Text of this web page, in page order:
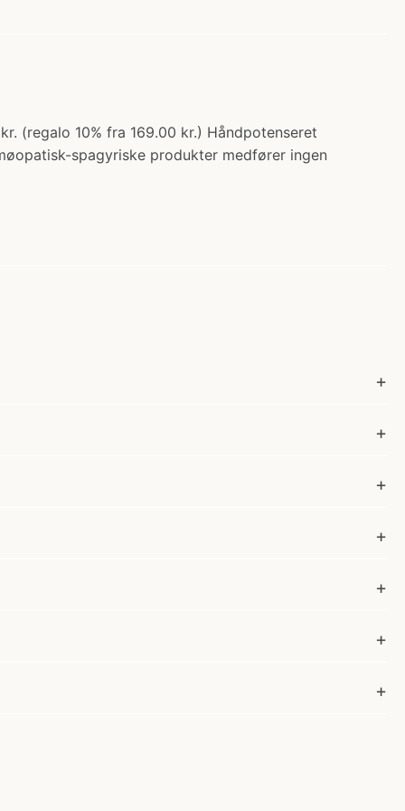
(regalo 10% fra 169.00 kr.) Håndpotenseret
spagyriske produkter medfører ingen